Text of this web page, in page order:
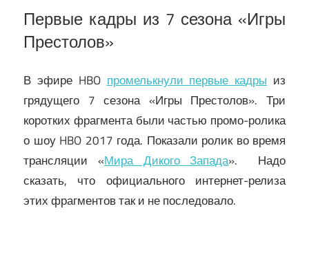
Первые кадры из 7 сезона «Игры
Престолов»
В эфире HBOпромелькнули первые кадрыиз
грядущего 7 сезона «Игры Престолов». Три
коротких фрагмента были частью промо-ролика
о шоу HBO 2017 года. Показали ролик во время
трансляции «Мира Дикого Запада». Надо
сказать, что официального интернет-релиза
этих фрагментов так и не последовало.